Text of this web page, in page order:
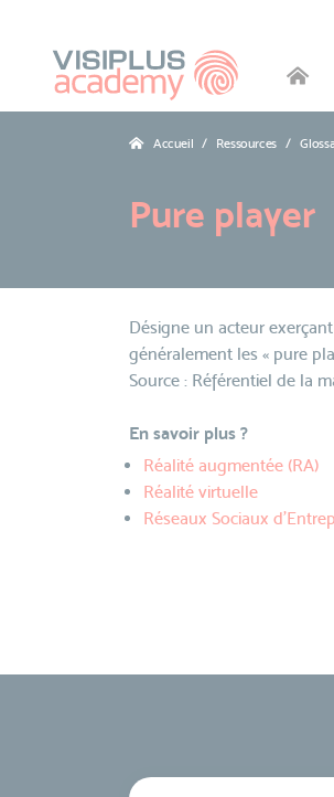
Accueil Ressources
Pure player
Désigne un acteur
généralement les « pure
Source : Référentiel de la
En savoir plus ?
Réalité augmentée (RA)
Réalité virtuelle
Réseaux Sociaux